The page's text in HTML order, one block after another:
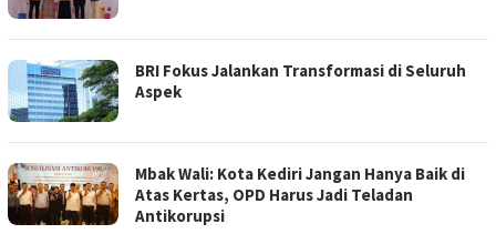
BRI Fokus Jalankan Transformasi di Seluruh
Aspek
Mbak Wali: Kota Kediri Jangan Hanya Baik di
Atas Kertas, OPD Harus Jadi Teladan
Antikorupsi